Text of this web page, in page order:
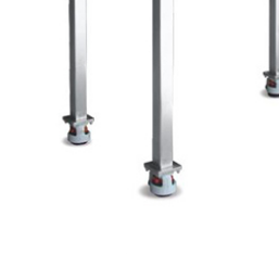
MÁY SÚC RỬA
MÁY CHIẾT RÓT
NHÓM BỒN PHA CHẾ & LỌC
XỬ LÝ KHÔNG KHÍ